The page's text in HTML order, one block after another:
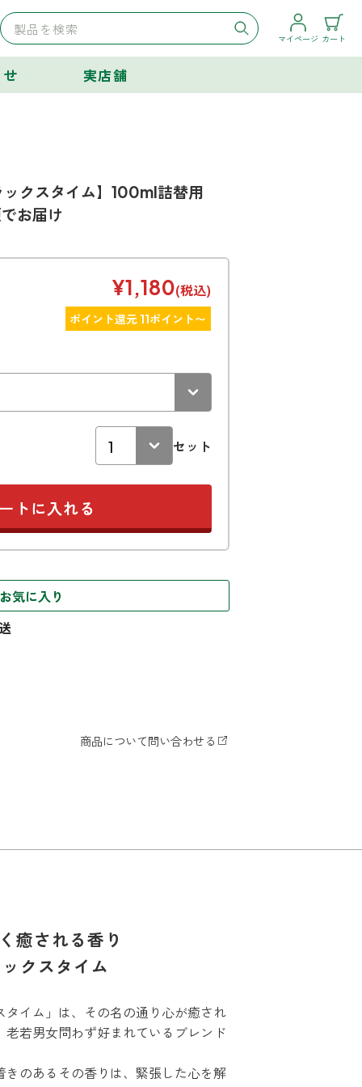
マイページ カート
実店舗
クスタイム】100ml詰替用
お届け
¥1,180(税込)
ポイント還元 11ポイント〜
セット
お気に入り
癒される香り
クスタイム
イム」は、その名の通り心が癒され
若男女問わず好まれているブレンド
のあるその香りは、緊張した心を解